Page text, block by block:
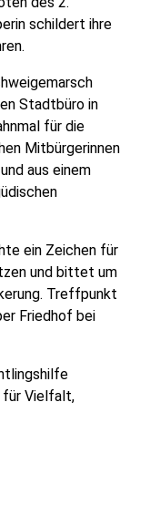
schildert ihre
Stadtbüro in
für die
Mitbürgerinnen
aus einem
ein Zeichen für
und bittet um
Treffpunkt
Friedhof bei
für Vielfalt,